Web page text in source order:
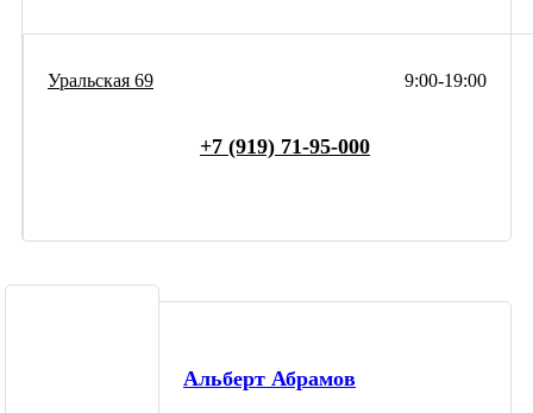
9:00-19:00
Уральская 69
+7 (919) 71-95-000
Альберт Абрамов